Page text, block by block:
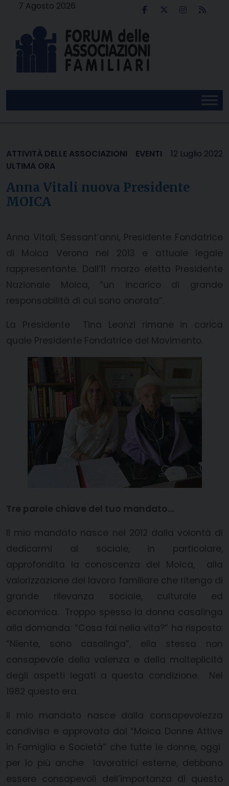
7 Agosto 2026
12 Luglio 2022
ATTIVITÀ DELLE ASSOCIAZIONI
EVENTI
ULTIMA ORA
Anna Vitali nuova Presidente
MOICA
Anna Vitali, Sessant’anni, Presidente Fondatrice
di Moica Verona nel 2013 e attuale legale
rappresentante. Dall’11 marzo eletta Presidente
Nazionale Moica, “un incarico di grande
responsabilità di cui sono onorata”.
La Presidente Tina Leonzi rimane in carica
quale Presidente Fondatrice del Movimento.
Tre parole chiave del tuo mandato…
Il mio mandato nasce nel 2012 dalla volontà di
dedicarmi al sociale, in particolare,
approfondita la conoscenza del Moica, alla
valorizzazione del lavoro familiare che ritengo di
grande rilevanza sociale, culturale ed
economica. Troppo spesso la donna casalinga
alla domanda: “Cosa fai nella vita?” ha risposto:
“Niente, sono casalinga”, ella stessa non
consapevole della valenza e della molteplicità
degli aspetti legati a questa condizione. Nel
1982 questo era.
Il mio mandato nasce dalla consapevolezza
condivisa e approvata dal “Moica Donne Attive
in Famiglia e Società” che tutte le donne, oggi
per lo più anche lavoratrici esterne, debbano
essere consapevoli dell’importanza di questo